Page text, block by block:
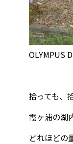
OLYMPUS
拾っても、
霞ヶ浦の湖
どれほどの